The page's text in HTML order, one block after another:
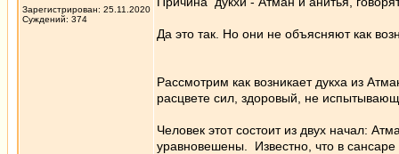
Зарегистрирован: 25.11.2020
Суждений: 374
Да это так. Но они не объясняют как
Рассмотрим как возникает дукха из
расцвете сил, здоровый, не
Человек этот состоит из двух начал:
уравновешены. Известно, что в